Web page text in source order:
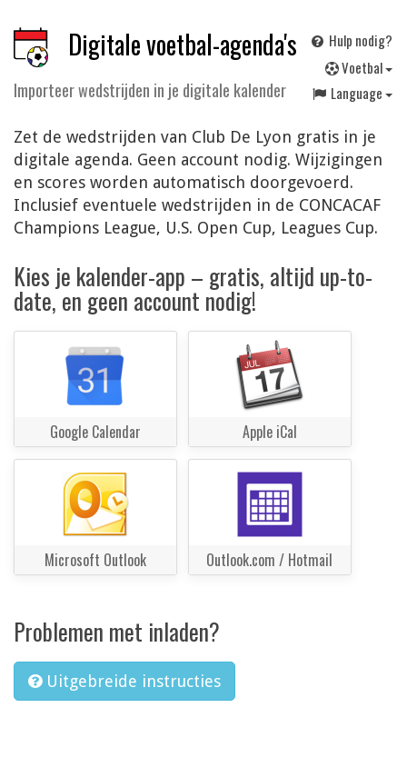
Digitale voetbal-agenda's
Importeer wedstrijden in je digitale kalender
Hulp nodig?
Voetbal
Language
Zet de wedstrijden van Club De Lyon gratis in je
digitale agenda. Geen account nodig. Wijzigingen
en scores worden automatisch doorgevoerd.
Inclusief eventuele wedstrijden in de CONCACAF
Champions League, U.S. Open Cup, Leagues Cup.
Kies je kalender-app – gratis, altijd up-to-
date, en geen account nodig!
Google Calendar Apple iCal
Microsoft Outlook Outlook.com / Hotmail
Problemen met inladen?
Uitgebreide instructies